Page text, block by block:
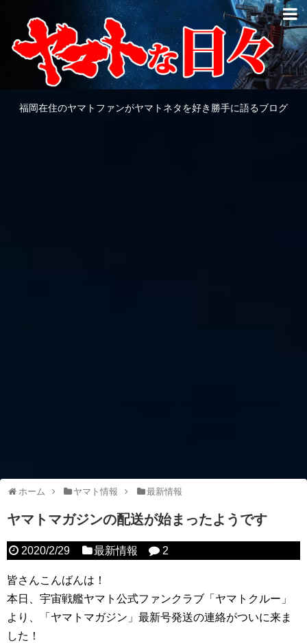
福岡在住のヤマトファンがヤマトネタを好き勝手に語るブログ
ホーム ヤマト情報 最新情報
ヤマトマガジンの配送が始まったようです
2020/2/29 最新情報 2
皆さんこんばんは！
本日、宇宙戦艦ヤマト公式ファンクラブ「ヤマトクルー」
より、「ヤマトマガジン」最新号発送の連絡がついに来ま
した！